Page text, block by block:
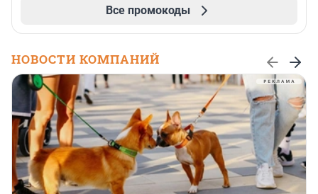
Все промокоды
НОВОСТИ КОМПАНИЙ